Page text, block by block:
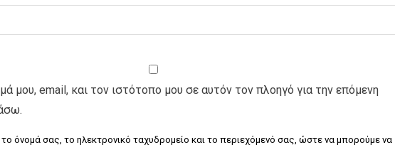
μου, email, και τον ιστότοπο μου σε αυτόν τον πλοηγό για την επόμενη
όνομά σας, το ηλεκτρονικό ταχυδρομείο και το περιεχόμενό σας, ώστε να μπορούμε να